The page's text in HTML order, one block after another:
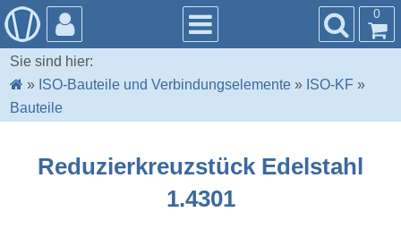
0
Sie sind hier:
» ISO-Bauteile und Verbindungselemente » ISO-KF »
Bauteile
Reduzierkreuzstück Edelstahl
1.4301